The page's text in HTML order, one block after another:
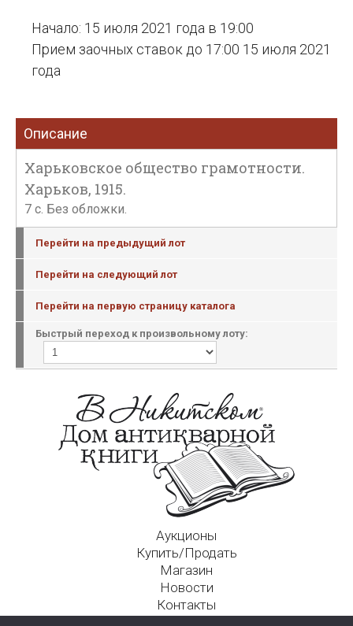
Начало: 15 июля 2021 года в 19:00
Прием заочных ставок до 17:00 15 июля 2021
года
Описание
Харьковское общество грамотности.
Харьков, 1915.
7 с. Без обложки.
Перейти на предыдущий лот
Перейти на следующий лот
Перейти на первую страницу каталога
Быстрый переход к произвольному лоту:
Аукционы
Купить/Продать
Магазин
Новости
Контакты